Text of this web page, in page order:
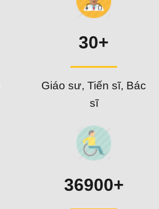
30+
Giáo sư, Tiến sĩ, Bác
sĩ
36900+